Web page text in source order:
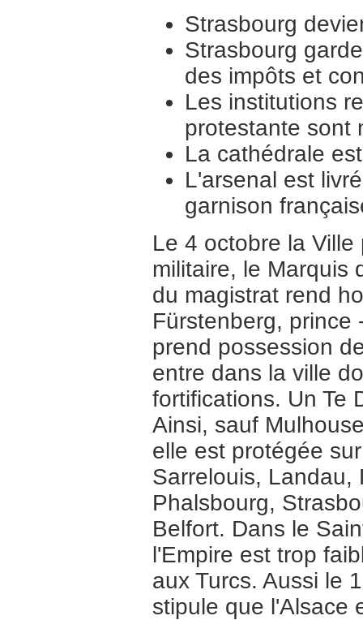
Strasbourg
Strasbourg
des impôts et
Les institutions
protestante sont
La cathédrale
L'arsenal est
garnison
Le 4 octobre la
militaire, le Marquis
du magistrat rend
Fürstenberg, prince
prend possession
entre dans la ville
fortifications. Un Te
Ainsi, sauf
elle est protégée
Sarrelouis, Landau,
Phalsbourg,
Belfort. Dans le
l'Empire est trop
aux Turcs. Aussi le
stipule que l'Alsace